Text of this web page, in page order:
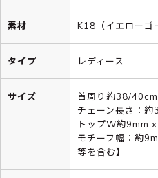
素材 K18（イエローゴ
タイプ レディース
サイズ
首周り約38/40cm
チェーン長さ：
トップW約9mm
モチーフ幅：約
等を含む】